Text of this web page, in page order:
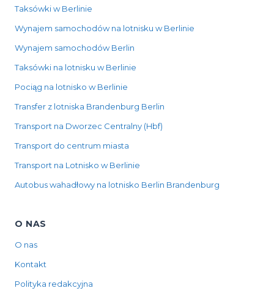
Taksówki w Berlinie
Wynajem samochodów na lotnisku w Berlinie
Wynajem samochodów Berlin
Taksówki na lotnisku w Berlinie
Pociąg na lotnisko w Berlinie
Transfer z lotniska Brandenburg Berlin
Transport na Dworzec Centralny (Hbf)
Transport do centrum miasta
Transport na Lotnisko w Berlinie
Autobus wahadłowy na lotnisko Berlin Brandenburg
O NAS
O nas
Kontakt
Polityka redakcyjna